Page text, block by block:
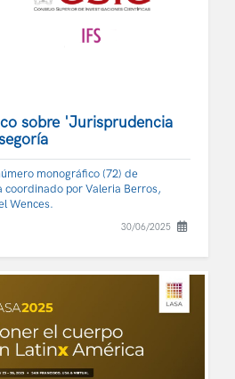
sobre 'Jurisprudencia
monográfico (72) de
coordinado por Valeria Berros,
Wences.
30/06/2025